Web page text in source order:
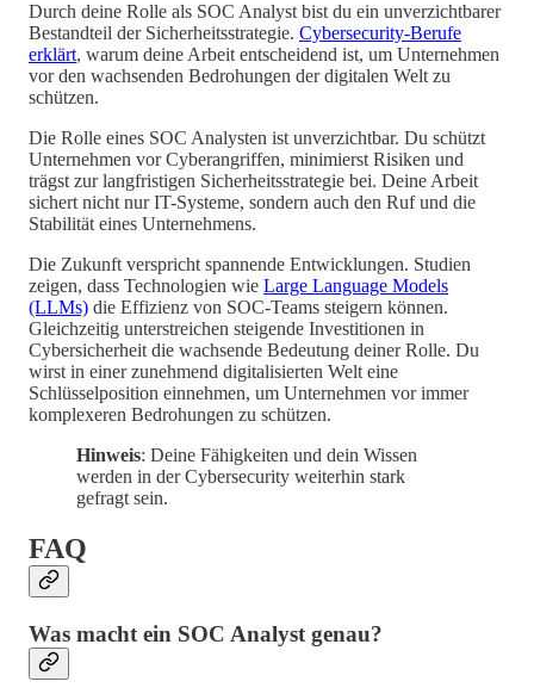
Durch deine Rolle als SOC Analyst bist du ein unverzichtbarer
Bestandteil der Sicherheitsstrategie. Cybersecurity-Berufe
erklärt, warum deine Arbeit entscheidend ist, um Unternehmen
vor den wachsenden Bedrohungen der digitalen Welt zu
schützen.
Die Rolle eines SOC Analysten ist unverzichtbar. Du schützt
Unternehmen vor Cyberangriffen, minimierst Risiken und
trägst zur langfristigen Sicherheitsstrategie bei. Deine Arbeit
sichert nicht nur IT-Systeme, sondern auch den Ruf und die
Stabilität eines Unternehmens.
Die Zukunft verspricht spannende Entwicklungen. Studien
zeigen, dass Technologien wie Large Language Models
(LLMs) die Effizienz von SOC-Teams steigern können.
Gleichzeitig unterstreichen steigende Investitionen in
Cybersicherheit die wachsende Bedeutung deiner Rolle. Du
wirst in einer zunehmend digitalisierten Welt eine
Schlüsselposition einnehmen, um Unternehmen vor immer
komplexeren Bedrohungen zu schützen.
Hinweis: Deine Fähigkeiten und dein Wissen
werden in der Cybersecurity weiterhin stark
gefragt sein.
FAQ
Was macht ein SOC Analyst genau?